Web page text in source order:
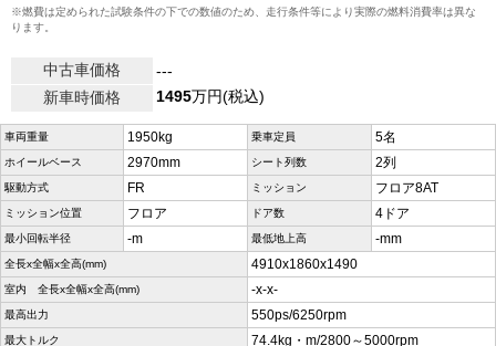
※燃費は定められた試験条件の下での数値のため、走行条件等により実際の燃料消費率は異な
ります。
中古車価格
---
新車時価格
1495万円(税込)
車両重量 1950kg 乗車定員 5名
ホイールベース 2970mm シート列数 2列
駆動方式 FR ミッション フロア8AT
ミッション位置 フロア ドア数 4ドア
最小回転半径 -m 最低地上高 -mm
全長x全幅x全高(mm) 4910x1860x1490
室内 全長x全幅x全高(mm) -x-x-
最高出力 550ps/6250rpm
最大トルク 74.4kg・m/2800～5000rpm